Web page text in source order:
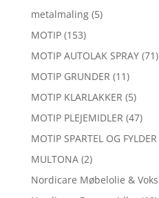
metalmaling (5)
MOTIP (153)
MOTIP AUTOLAK SPRAY (71)
MOTIP GRUNDER (11)
MOTIP KLARLAKKER (5)
MOTIP PLEJEMIDLER (47)
MOTIP SPARTEL OG FYLDER
MULTONA (2)
Nordicare Møbelolie & Voks